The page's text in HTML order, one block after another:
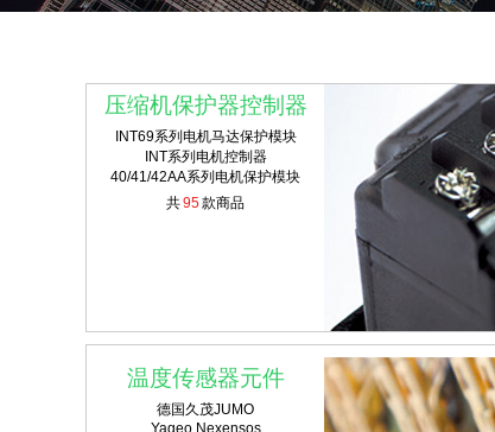
压缩机保护器控制器
INT69系列电机马达保护模块
INT系列电机控制器
40/41/42AA系列电机保护模块
共95款商品
温度传感器元件
德国久茂JUMO
Yageo Nexensos